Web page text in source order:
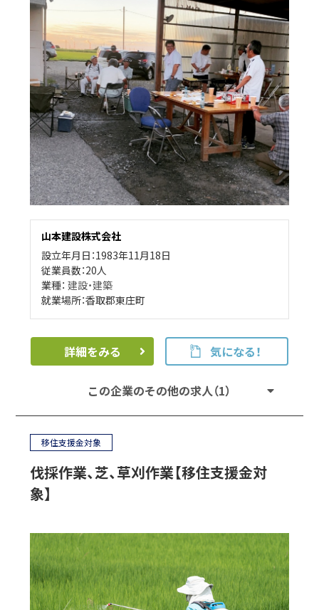
山本建設株式会社
設立年月日：1983年11月18日
従業員数：20人
業種：建設・建築
就業場所：香取郡東庄町
詳細をみる 気になる！
この企業のその他の求人（1）
移住支援金対象
伐採作業、芝、草刈作業【移住支援金対
象】